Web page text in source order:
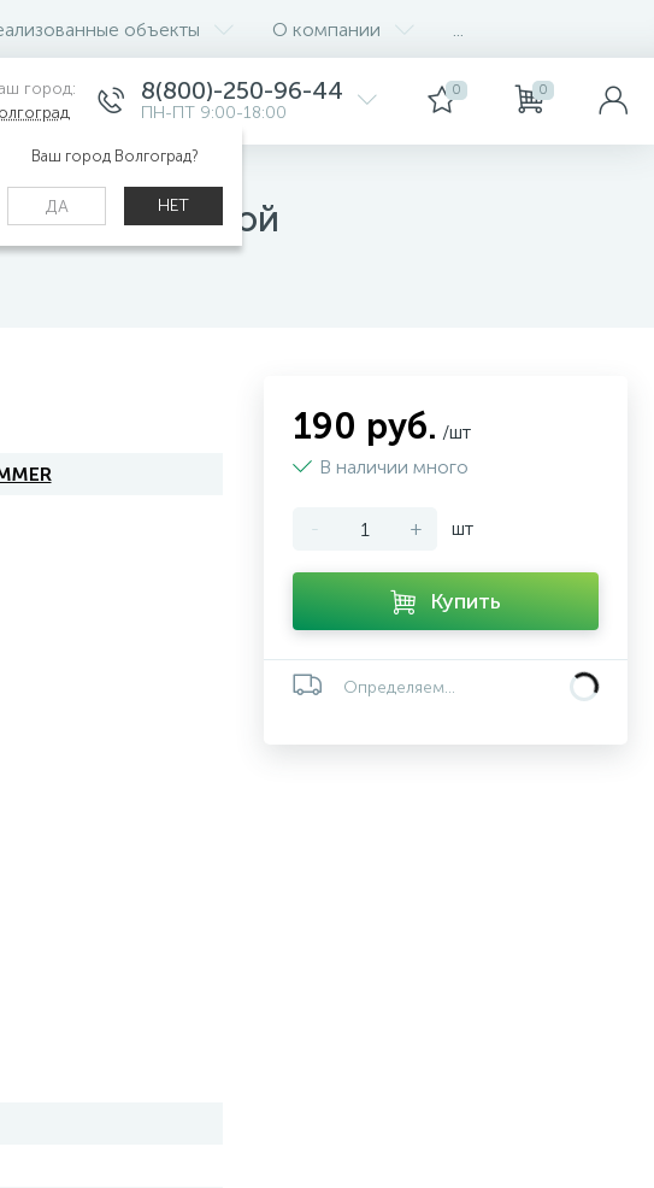
объекты О компании
город:
Ваш город Волгоград?
ДА НЕТ
8(800)-250-96-44
ПН-ПТ 9:00-18:00
0 0
прессовой
190 руб. /шт
В наличии много
- + шт
Купить
Определяем...